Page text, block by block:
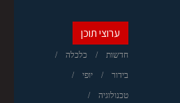
ערוצי תוכן
חדשות כלכלה
בידור יופי
טכנולוגיה